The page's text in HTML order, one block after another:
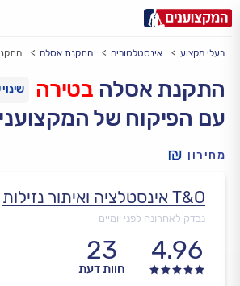
עירעיר: תל אביב, חיפה…
בעלי מקצוע אינסטלטורים התקנת אסלה
התקנת אסלה בטירה
עם הפיקוח של
מחירון
T&O אינסטלציה ואיתור נזילות
נבדק לאחרונה לפני יומיים
4.96
23
חוות דעת